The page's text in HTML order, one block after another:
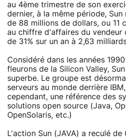
au 4ème trimestre de son
dernier, à la même période,
de 88 millions de dollars, ou 11
au chiffre d'affaires du vendeur
de 31% sur un an à 2,63
Considéré dans les années
fleurons de la Silicon Valley,
superbe. Le groupe est
serveurs au monde derrière
cependant, une référence des
solutions open source (Java,
OpenSolaris, etc.)
L'action Sun (JAVA) a reculé de